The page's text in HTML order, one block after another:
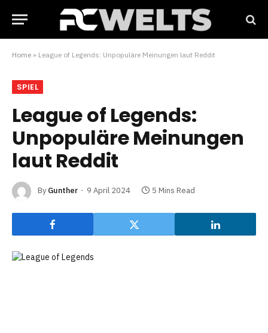
Home » League of Legends: Unpopuläre Meinungen laut Reddit
SPIEL
League of Legends:
Unpopuläre Meinungen
laut Reddit
By Gunther 9 April 2024 5 Mins Read